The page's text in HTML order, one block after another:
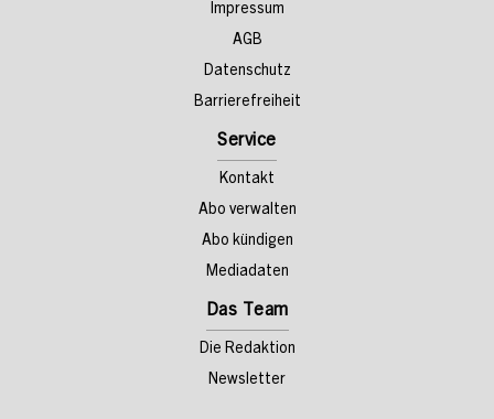
Impressum
AGB
Datenschutz
Barrierefreiheit
Service
Kontakt
Abo verwalten
Abo kündigen
Mediadaten
Das Team
Die Redaktion
Newsletter